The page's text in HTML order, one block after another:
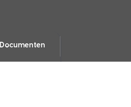
Documenten